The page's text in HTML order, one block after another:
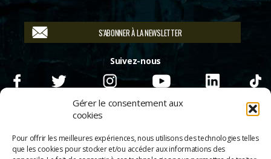
Gérer le consentement aux
cookies
Pour offrir les meilleures expériences, nous utilisons des technologies telles
que les cookies pour stocker et/ou accéder aux informations des
S'ABONNER À LA NEWSLETTER
Suivez-nous